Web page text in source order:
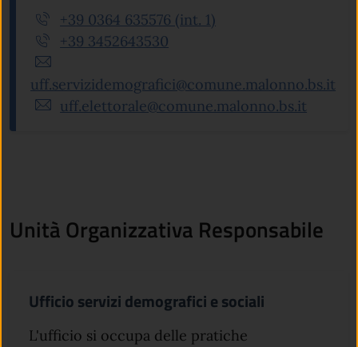
+39 0364 635576 (int. 1)
+39 3452643530
uff.servizidemografici@comune.malonno.bs.it
uff.elettorale@comune.malonno.bs.it
Unità Organizzativa Responsabile
Ufficio servizi demografici e sociali
L'ufficio si occupa delle pratiche